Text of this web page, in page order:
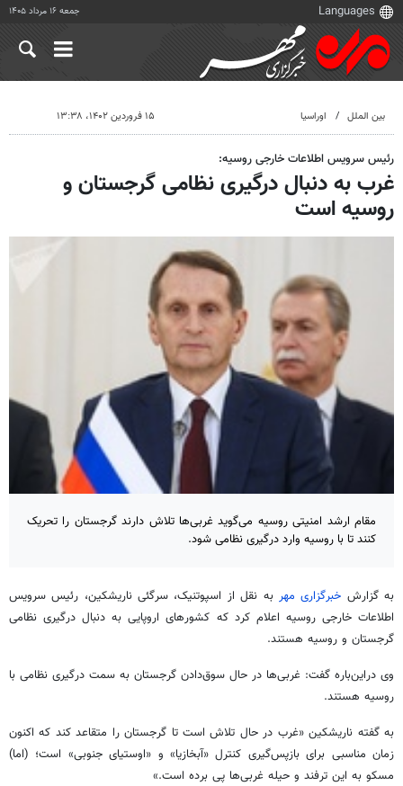
جمعه ۱۶ مرداد ۱۴۰۵
بین الملل اوراسیا ۱۵ فروردین ۱۴۰۲، ۱۳:۳۸
رئیس سرویس اطلاعات خارجی روسیه:
غرب به دنبال درگیری نظامی گرجستان و
روسیه است
مقام ارشد امنیتی روسیه می‌گوید غربی‌ها تلاش دارند گرجستان را تحریک
کنند تا با روسیه وارد درگیری نظامی شود.
به گزارش خبرگزاری مهر به نقل از اسپوتنیک، سرگئی ناریشکین، رئیس سرویس
اطلاعات خارجی روسیه اعلام کرد که کشورهای اروپایی به دنبال درگیری نظامی
گرجستان و روسیه هستند.
وی دراین‌باره گفت: غربی‌ها در حال سوق‌دادن گرجستان به سمت درگیری نظامی با
روسیه هستند.
به گفته ناریشکین «غرب در حال تلاش است تا گرجستان را متقاعد کند که اکنون
زمان مناسبی برای بازپس‌گیری کنترل «آبخازیا» و «اوستیای جنوبی» است؛ (اما)
مسکو به این ترفند و حیله غربی‌ها پی برده است.»